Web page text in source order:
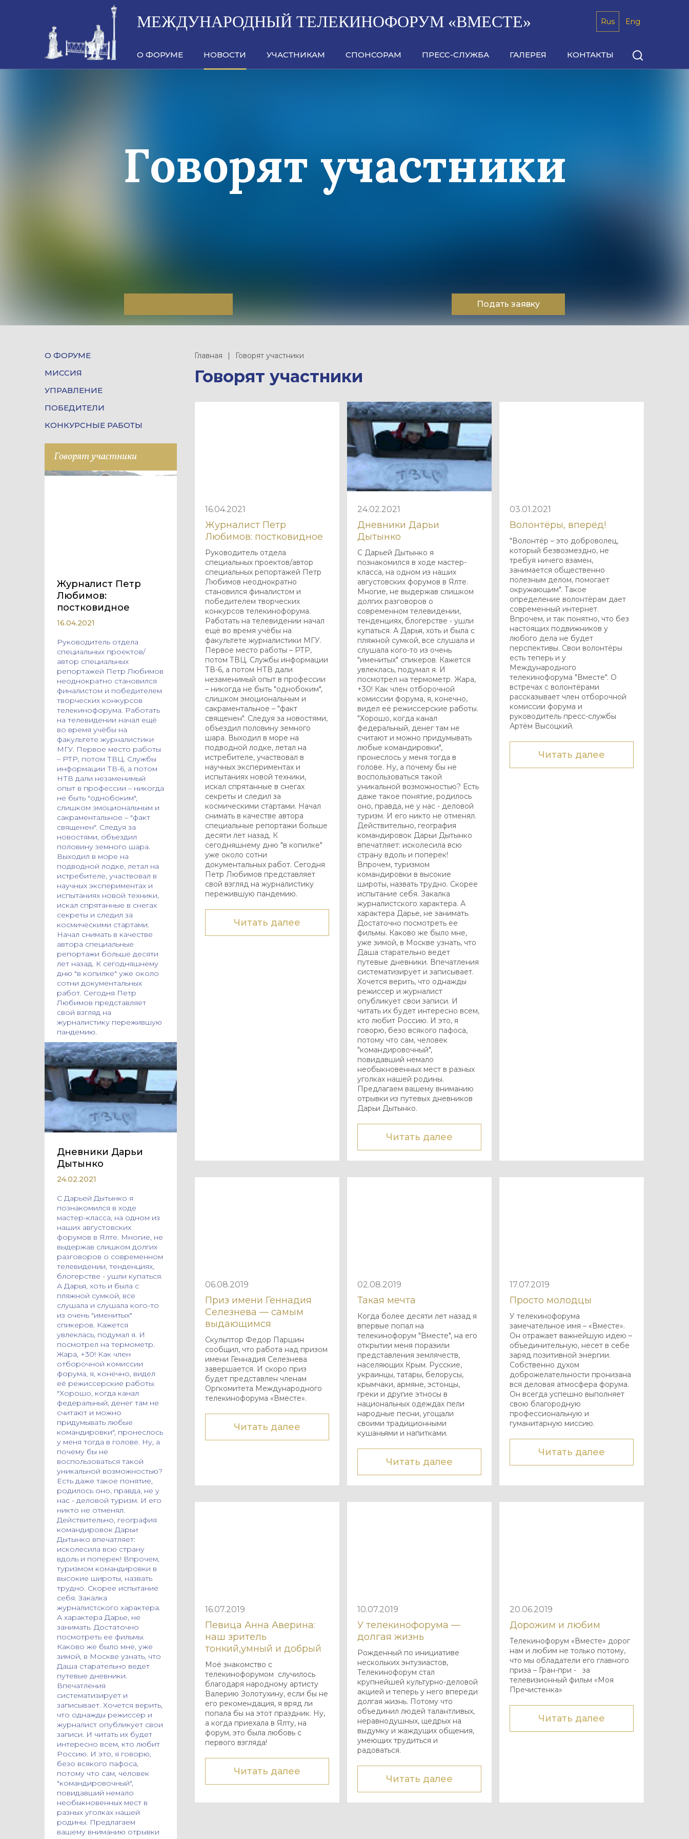
МЕЖДУНАРОДНЫЙ ТЕЛЕКИНОФОРУМ «ВМЕСТЕ» Rus Eng
О ФОРУМЕ НОВОСТИ УЧАСТНИКАМ СПОНСОРАМ ПРЕСС-СЛУЖБА ГАЛЕРЕЯ КОНТАКТЫ
Говорят участники
Подать заявку
Главная Говорят участники
Говорят участники
16.04.2021
Журналист Петр
Любимов: постковидное
Руководитель отдела
специальных проектов/автор
специальных репортажей Петр
Любимов неоднократно
становился финалистом и
победителем творческих
конкурсов телекинофорума.
Работать на телевидении начал
ещё во время учёбы на
факультете журналистики МГУ.
Первое место работы – РТР,
потом ТВЦ. Службы информации
ТВ-6, а потом НТВ дали
незаменимый опыт в профессии
– никогда не быть "однобоким",
слишком эмоциональным и
сакраментальное – "факт
священен". Следуя за новостями,
объездил половину земного
шара. Выходил в море на
подводной лодке, летал на
истребителе, участвовал в
научных экспериментах и
испытаниях новой техники,
искал спрятанные в снегах
секреты и следил за
космическими стартами. Начал
снимать в качестве автора
специальные репортажи больше
десяти лет назад. К
сегодняшнему дню "в копилке"
уже около сотни
документальных работ. Сегодня
Петр Любимов представляет
свой взгляд на журналистику
пережившую пандемию.
Читать далее
24.02.2021
Дневники Дарьи
Дытынко
С Дарьей Дытынко я
познакомился в ходе мастер-
класса, на одном из наших
августовских форумов в Ялте.
Многие, не выдержав слишком
долгих разговоров о
современном телевидении,
тенденциях, блогерстве - ушли
купаться. А Дарья, хоть и была с
пляжной сумкой, все слушала и
слушала кого-то из очень
"именитых" спикеров. Кажется
увлеклась, подумал я. И
посмотрел на термометр. Жара,
+30! Как член отборочной
комиссии форума, я, конечно,
видел её режиссерские работы.
"Хорошо, когда канал
федеральный, денег там не
считают и можно придумывать
любые командировки",
пронеслось у меня тогда в
голове. Ну, а почему бы не
воспользоваться такой
уникальной возможностью? Есть
даже такое понятие, родилось
оно, правда, не у нас - деловой
туризм. И его никто не отменял.
Действительно, география
командировок Дарьи Дытынко
впечатляет: исколесила всю
страну вдоль и поперек!
Впрочем, туризмом
командировки в высокие
широты, назвать трудно. Скорее
испытание себя. Закалка
журналистского характера. А
характера Дарье, не занимать.
Достаточно посмотреть ее
фильмы. Каково же было мне,
уже зимой, в Москве узнать, что
Даша старательно ведет
путевые дневники. Впечатления
систематизирует и записывает.
Хочется верить, что однажды
режиссер и журналист
опубликует свои записи. И
читать их будет интересно всем,
кто любит Россию. И это, я
говорю, безо всякого пафоса,
потому что сам, человек
"командировочный",
повидавший немало
необыкновенных мест в разных
уголках нашей родины.
Предлагаем вашему вниманию
отрывки из путевых дневников
Дарьи Дытынко.
Читать далее
03.01.2021
Волонтёры, вперёд!
"Волонтёр – это доброволец,
который безвозмездно, не
требуя ничего взамен,
занимается общественно
полезным делом, помогает
окружающим". Такое
определение волонтёрам дает
современный интернет.
Впрочем, и так понятно, что без
настоящих подвижников у
любого дела не будет
перспективы. Свои волонтёры
есть теперь и у
Международного
телекинофорума "Вместе". О
встречах с волонтёрами
рассказывает член отборочной
комиссии форума и
руководитель пресс-службы
Артём Высоцкий.
Читать далее
06.08.2019
Приз имени Геннадия
Селезнева — самым
выдающимся
Cкульптор Федор Паршин
сообщил, что работа над призом
имени Геннадия Селезнева
завершается. И скоро приз
будет представлен членам
Оргкомитета Международного
телекинофорума «Вместе».
Читать далее
02.08.2019
Такая мечта
Когда более десяти лет назад я
впервые попал на
телекинофорум "Вместе", на его
открытии меня поразили
представления землячеств,
населяющих Крым. Русские,
украинцы, татары, белорусы,
крымчаки, армяне, эстонцы,
греки и другие этносы в
национальных одеждах пели
народные песни, угощали
своими традиционными
кушаньями и напитками.
Читать далее
17.07.2019
Просто молодцы
У телекинофорума
замечательное имя – «Вместе».
Он отражает важнейшую идею –
объединительную, несет в себе
заряд позитивной энергии.
Собственно духом
доброжелательности пронизана
вся деловая атмосфера форума.
Он всегда успешно выполняет
свою благородную
профессиональную и
гуманитарную миссию.
Читать далее
16.07.2019
Певица Анна Аверина:
наш зритель
тонкий,умный и добрый
Моё знакомство с
телекинофорумом случилось
благодаря народному артисту
Валерию Золотухину, если бы не
его рекомендация, я вряд ли
попала бы на этот праздник. Ну,
а когда приехала в Ялту, на
форум, это была любовь с
первого взгляда!
Читать далее
10.07.2019
У телекинофорума —
долгая жизнь
Рожденный по инициативе
нескольких энтузиастов,
Телекинофорум стал
крупнейшей культурно-деловой
акцией и теперь у него впереди
долгая жизнь. Потому что
объединил людей талантливых,
неравнодушных, щедрых на
выдумку и жаждущих общения,
умеющих трудиться и
радоваться.
Читать далее
20.06.2019
Дорожим и любим
Телекинофорум «Вместе» дорог
нам и любим не только потому,
что мы обладатели его главного
приза – Гран-при - за
телевизионный фильм «Моя
Пречистенка»
Читать далее
О ФОРУМЕ
МИССИЯ
УПРАВЛЕНИЕ
ПОБЕДИТЕЛИ
КОНКУРСНЫЕ РАБОТЫ
Говорят участники
Журналист Петр
Любимов:
постковидное
16.04.2021
Руководитель отдела
специальных проектов/
автор специальных
репортажей Петр Любимов
неоднократно становился
финалистом и победителем
творческих конкурсов
телекинофорума. Работать
на телевидении начал ещё
во время учёбы на
факультете журналистики
МГУ. Первое место работы
– РТР, потом ТВЦ. Службы
информации ТВ-6, а потом
НТВ дали незаменимый
опыт в профессии – никогда
не быть "однобоким",
слишком эмоциональным и
сакраментальное – "факт
священен". Следуя за
новостями, объездил
половину земного шара.
Выходил в море на
подводной лодке, летал на
истребителе, участвовал в
научных экспериментах и
испытаниях новой техники,
искал спрятанные в снегах
секреты и следил за
космическими стартами.
Начал снимать в качестве
автора специальные
репортажи больше десяти
лет назад. К сегодняшнему
дню "в копилке" уже около
сотни документальных
работ. Сегодня Петр
Любимов представляет
свой взгляд на
журналистику пережившую
пандемию.
Дневники Дарьи
Дытынко
24.02.2021
С Дарьей Дытынко я
познакомился в ходе
мастер-класса, на одном из
наших августовских
форумов в Ялте. Многие, не
выдержав слишком долгих
разговоров о современном
телевидении, тенденциях,
блогерстве - ушли купаться.
А Дарья, хоть и была с
пляжной сумкой, все
слушала и слушала кого-то
из очень "именитых"
спикеров. Кажется
увлеклась, подумал я. И
посмотрел на термометр.
Жара, +30! Как член
отборочной комиссии
форума, я, конечно, видел
её режиссерские работы.
"Хорошо, когда канал
федеральный, денег там не
считают и можно
придумывать любые
командировки", пронеслось
у меня тогда в голове. Ну, а
почему бы не
воспользоваться такой
уникальной возможностью?
Есть даже такое понятие,
родилось оно, правда, не у
нас - деловой туризм. И его
никто не отменял.
Действительно, география
командировок Дарьи
Дытынко впечатляет:
исколесила всю страну
вдоль и поперек! Впрочем,
туризмом командировки в
высокие широты, назвать
трудно. Скорее испытание
себя. Закалка
журналистского характера.
А характера Дарье, не
занимать. Достаточно
посмотреть ее фильмы.
Каково же было мне, уже
зимой, в Москве узнать, что
Даша старательно ведет
путевые дневники.
Впечатления
систематизирует и
записывает. Хочется верить,
что однажды режиссер и
журналист опубликует свои
записи. И читать их будет
интересно всем, кто любит
Россию. И это, я говорю,
безо всякого пафоса,
потому что сам, человек
"командировочный",
повидавший немало
необыкновенных мест в
разных уголках нашей
родины. Предлагаем
вашему вниманию отрывки